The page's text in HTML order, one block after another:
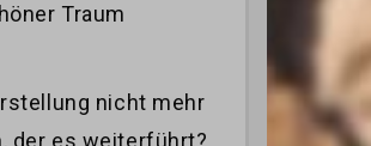
Traum
nicht mehr
der es weiterführt?